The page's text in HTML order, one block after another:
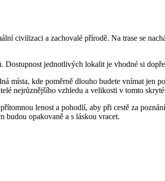
civilizaci a zachovalé přírodě. Na trase se
jednotlivých lokalit je vhodné si
místa, kde poměrně dlouho budete vnímat jen
nejrůznějšího vzhledu a velikosti v tomto
lenost a pohodlí, aby při cestě za
budou opakovaně a s láskou vracet.